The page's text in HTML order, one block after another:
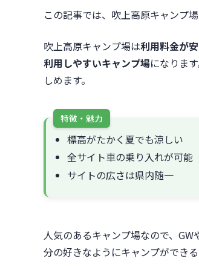
この記事では、吹上高原キャンプ
吹上高原キャンプ場は利用料金が安
利用しやすいキャンプ場になりま
しめます。
特徴・魅力
標高がたかく夏でも涼しい
全サイト車の乗り入れが可能
サイトの広さは県内随一
人気のあるキャンプ場なので、
分の好きなようにキャンプができ